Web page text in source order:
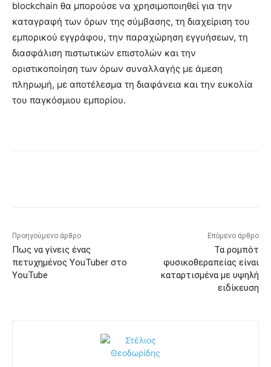
blockchain θα μπορούσε να χρησιμοποιηθεί για την
καταγραφή των όρων της σύμβασης, τη διαχείριση του
εμπορικού εγγράφου, την παραχώρηση εγγυήσεων, τη
διασφάλιση πιστωτικών επιστολών και την
οριστικοποίηση των όρων συναλλαγής με άμεση
πληρωμή, με αποτέλεσμα τη διαφάνεια και την ευκολία
του παγκόσμιου εμπορίου.
Προηγούμενο άρθρο
Πως να γίνεις ένας
πετυχημένος YouTuber στο
YouTube
Επόμενο άρθρο
Τα ρομπότ
φυσικοθεραπείας είναι
καταρτισμένα με υψηλή
ειδίκευση